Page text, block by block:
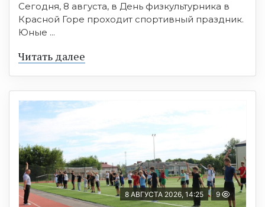
Сегодня, 8 августа, в День физкультурника в
Красной Горе проходит спортивный праздник.
Юные ...
Читать далее
8 АВГУСТА 2026, 14:25 9